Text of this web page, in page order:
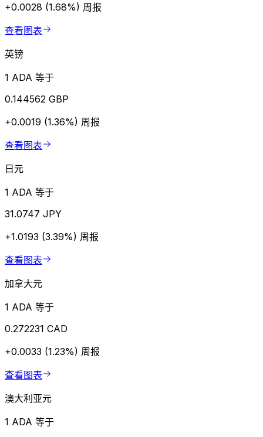
+0.0028 (1.68%) 周报
查看图表
英镑
1 ADA 等于
0.144562 GBP
+0.0019 (1.36%) 周报
查看图表
日元
1 ADA 等于
31.0747 JPY
+1.0193 (3.39%) 周报
查看图表
加拿大元
1 ADA 等于
0.272231 CAD
+0.0033 (1.23%) 周报
查看图表
澳大利亚元
1 ADA 等于